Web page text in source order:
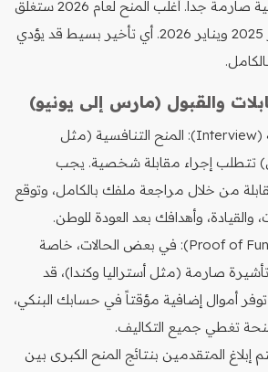
مواعيد المنح الدولية صارمة جداً. أغلب المنح لعام 2026 ستغلق
أبوابها بين نوفمبر 2025 ويناير 2026. أي تأخير بسيط قد يؤدي
والقبول (مارس إلى يونيو)
المقابلة الشخصية (Interview): المنح التنافسية (مثل
تتطلب إجراء مقابلة شخصية. يجب
من خلال مراجعة ملفك بالكامل، وتوقع
والقيادة، وأهدافك بعد العودة للوطن.
إثبات التمويل (Proof of Funds): في بعض الحالات، خاصة
صارمة (مثل أستراليا وكندا)، قد
أموال إضافية مؤقتاً في حسابك البنكي،
تغطي جميع التكاليف.
إبلاغ المتقدمين بنتائج المنح الكبرى بين